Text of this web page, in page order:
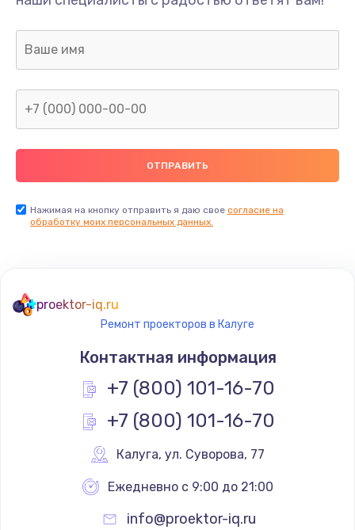
Нажимая на кнопку отправить я даю свое согласие на
обработку моих персональных данных.
proektor-iq.ru
Ремонт проекторов в Калуге
Контактная информация
+7 (800) 101-16-70
+7 (800) 101-16-70
Калуга, ул. Суворова, 77
Ежедневно с 9:00 до 21:00
info@proektor-iq.ru